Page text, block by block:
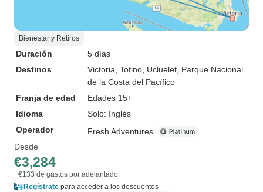
Bienestar y Retiros
Duración
5 días
Destinos
Victoria , Tofino , Ucluelet , Parque Nacional
de la Costa del Pacífico
Franja de edad
Edades 15+
Idioma
Solo: Inglés
Operador
Fresh Adventures
Desde
€3,284
+€133 de gastos por adelantado
Regístrate para acceder a los descuentos